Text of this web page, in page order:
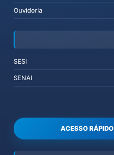
Ouvidoria
SESI
SENAI
ACESSO RÁPIDO